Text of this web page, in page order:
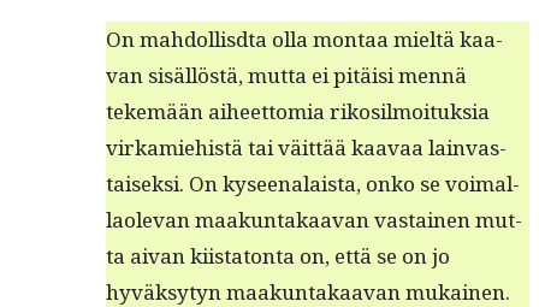
On mah­dol­lis­d­ta olla mon­taa mieltä kaa­
van sisäl­löstä, mut­ta ei pitäisi men­nä
tekemään aiheet­to­mia rikosil­moituk­sia
virkamiehistä tai väit­tää kaavaa lain­vas­
taisek­si. On kyseenalaista, onko se voimal­
laol­e­van maakun­takaa­van vas­tainen mut­
ta aivan kiis­ta­ton­ta on, että se on jo
hyväksy­tyn maakun­takaa­van mukainen.